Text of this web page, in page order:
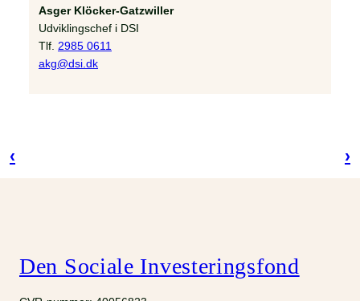
Asger Klöcker-Gatzwiller
Udviklingschef i DSI
Tlf. 2985 0611
akg@dsi.dk
‹ ›
Den Sociale Investeringsfond